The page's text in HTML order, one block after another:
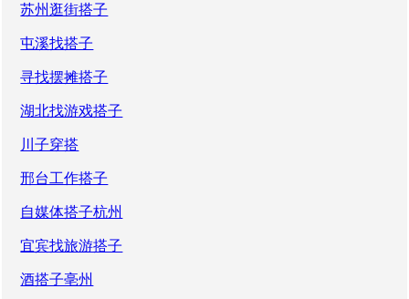
苏州逛街搭子
屯溪找搭子
寻找摆摊搭子
湖北找游戏搭子
川子穿搭
邢台工作搭子
自媒体搭子杭州
宜宾找旅游搭子
酒搭子亳州